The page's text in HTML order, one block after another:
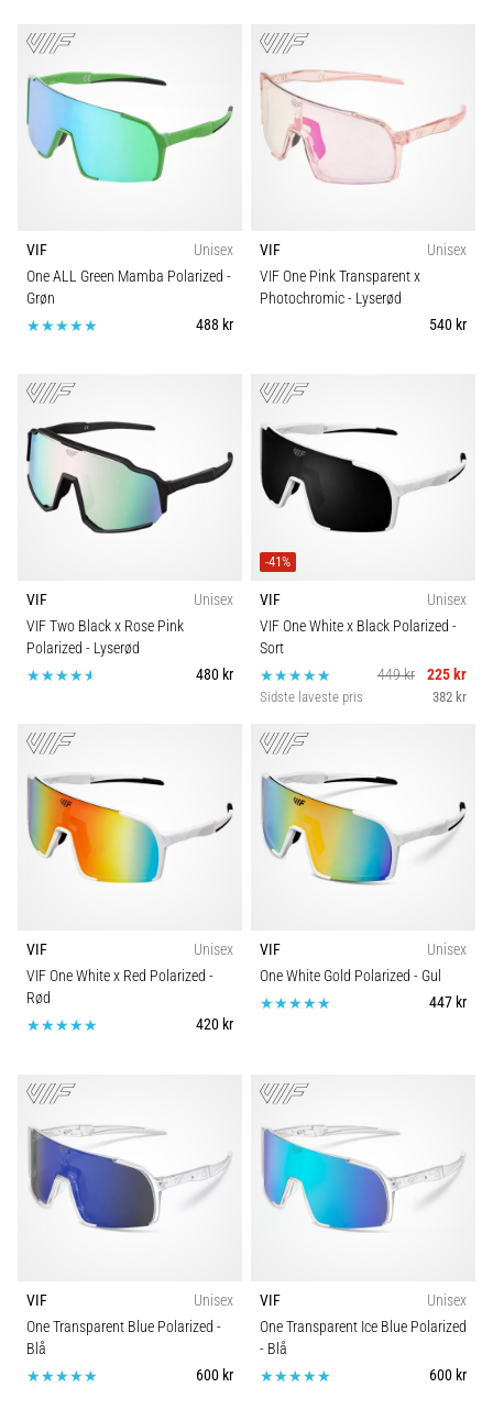
VIF
Unisex
One ALL Green Mamba Polarized -
Grøn
488 kr
VIF
Unisex
VIF One Pink Transparent x
Photochromic- Lyserød
540 kr
VIF
Unisex
VIF Two Black x Rose Pink
Polarized - Lyserød
480 kr
-41%
VIF
Unisex
VIF One White x Black Polarized -
Sort
449 kr
225 kr
Sidste laveste pris 382 kr
VIF
Unisex
VIF One White x Red Polarized -
Rød
420 kr
VIF
Unisex
One White Gold Polarized - Gul
447 kr
VIF
Unisex
One Transparent Blue Polarized -
Blå
600 kr
VIF
Unisex
One Transparent Ice Blue Polarized
- Blå
600 kr